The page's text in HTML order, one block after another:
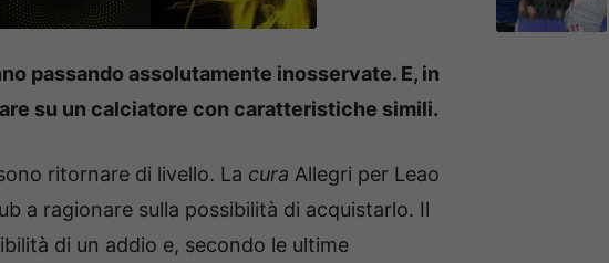
passando assolutamente inosservate. E, in
su un calciatore con caratteristiche simili.
ritornare di livello. La cura Allegri per Leao
a ragionare sulla possibilità di acquistarlo. Il
di un addio e, secondo le ultime